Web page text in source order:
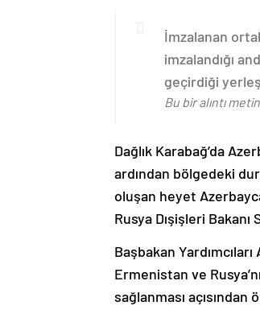
İmzalanan
imzalandığı
geçirdiği
Bu bir alıntı
Dağlık Karabağ’da
ardından bölgedeki
oluşan heyet
Rusya Dışişleri Bakanı
Başbakan
Ermenistan ve
sağlanması açısından